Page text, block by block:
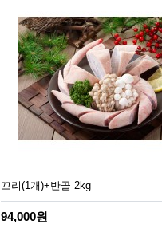
꼬리(1개)+반골 2kg
94,000원